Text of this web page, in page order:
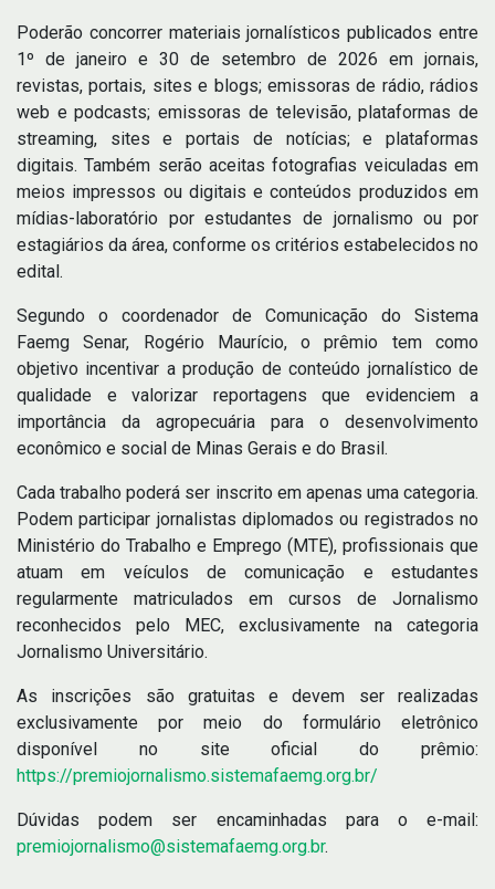
Poderão concorrer materiais jornalísticos publicados entre
1º de janeiro e 30 de setembro de 2026 em jornais,
revistas, portais, sites e blogs; emissoras de rádio, rádios
web e podcasts; emissoras de televisão, plataformas de
streaming, sites e portais de notícias; e plataformas
digitais. Também serão aceitas fotografias veiculadas em
meios impressos ou digitais e conteúdos produzidos em
mídias-laboratório por estudantes de jornalismo ou por
estagiários da área, conforme os critérios estabelecidos no
edital.
Segundo o coordenador de Comunicação do Sistema
Faemg Senar, Rogério Maurício, o prêmio tem como
objetivo incentivar a produção de conteúdo jornalístico de
qualidade e valorizar reportagens que evidenciem a
importância da agropecuária para o desenvolvimento
econômico e social de Minas Gerais e do Brasil.
Cada trabalho poderá ser inscrito em apenas uma categoria.
Podem participar jornalistas diplomados ou registrados no
Ministério do Trabalho e Emprego (MTE), profissionais que
atuam em veículos de comunicação e estudantes
regularmente matriculados em cursos de Jornalismo
reconhecidos pelo MEC, exclusivamente na categoria
Jornalismo Universitário.
As inscrições são gratuitas e devem ser realizadas
exclusivamente por meio do formulário eletrônico
disponível no site oficial do prêmio:
https://premiojornalismo.sistemafaemg.org.br/
Dúvidas podem ser encaminhadas para o e-mail:
premiojornalismo@sistemafaemg.org.br.